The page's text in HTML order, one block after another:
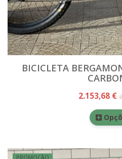
BICICLETA
2.153,68 €
PROMOÇÃO